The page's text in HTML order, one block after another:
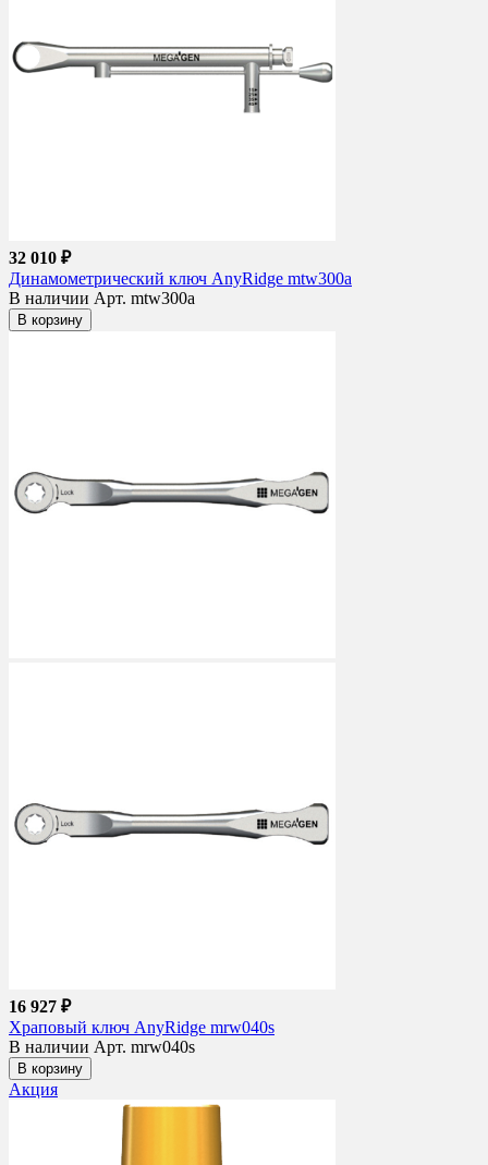
32 010 ₽
Динамометрический ключ AnyRidge mtw300a
В наличии Арт. mtw300a
В корзину
16 927 ₽
Храповый ключ AnyRidge mrw040s
В наличии Арт. mrw040s
В корзину
Акция